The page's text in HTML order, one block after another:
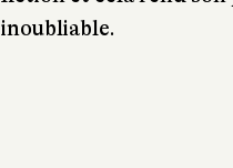
inoubliable.